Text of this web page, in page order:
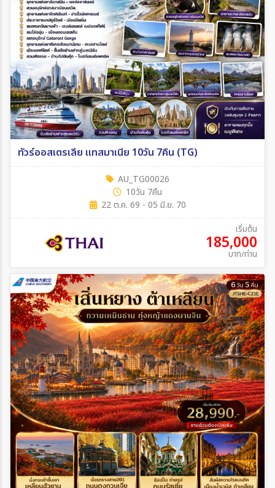
ทัวร์ออสเตรเลีย แทสมาเนีย 10วัน 7คืน (TG)
AU_TG00026
10วัน 7คืน
22 ต.ค. 69 - 05 มิ.ย. 70
เริ่มต้น
185,000
บาท/ท่าน